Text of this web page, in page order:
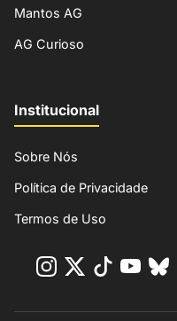
Mantos AG
AG Curioso
Institucional
Sobre Nós
Política de Privacidade
Termos de Uso